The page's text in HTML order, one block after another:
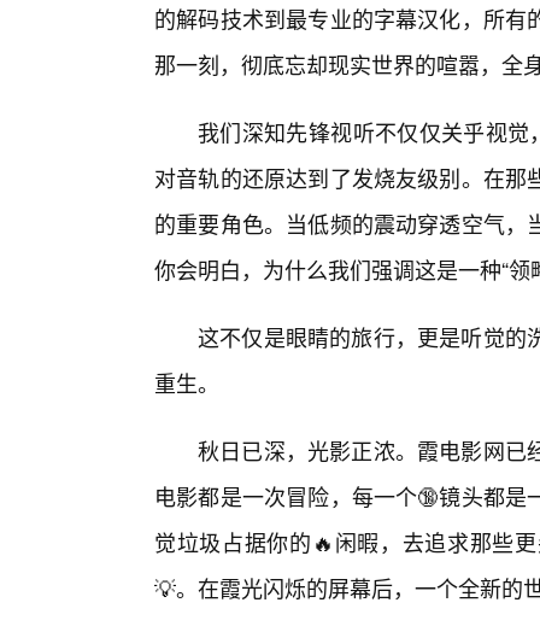
的解码技术到最专业的字幕汉化，所
那一刻，彻底忘却现实世界的喧嚣，全
我们深知先锋视听不仅仅关乎视觉
对音轨的还原达到了发烧友级别。在
的重要角色。当低频的震动穿透空气
你会明白，为什么我们强调这是一种“领
这不仅是眼睛的旅行，更是听觉的
重生。
秋日已深，光影正浓。霞电影网已
电影都是一次冒险，每一个🔞镜头都
觉垃圾占据你的🔥闲暇，去追求那些
💡。在霞光闪烁的屏幕后，一个全新的